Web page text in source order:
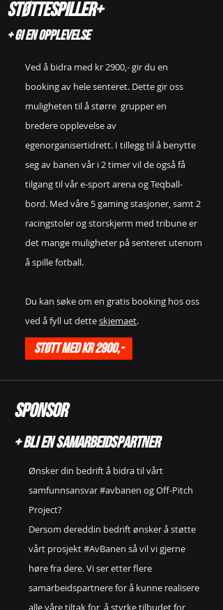
Støttespiller+
+ gi En opplevelse
Ved å bidra med kr 2900,- gir du en
booking av hele senteret. Dette gir oss
muligheten til å større grupper en
bredereopplevelse av
egenorganisertidrett. I tillegg til å benytte
seg av banen vår i 2 timer vil de også få
tilgang til vår e-sport arena og Teqball-
bord. Med våre 5 gaming stasjoner, samt 2
racingstoler og storskjerm med tribune er
det mange muligheter på senteret utenom
å spille fotball.
Du kan søke om en gratis booking hos oss
ved å fyll ut detteskjemaet.
Støtt med kr 2900,-
Sponsor
+ Bli en samarbeidspartner
Ønsker din bedrift å bidra til vårt
samfunnsansvar #avbanen og Off-Pitch
Project?
Dersom dereddin bedrift ønsker å støtte
vårt prosjekt #AvBanen så vil vi gjerne
høre fra dere. Vi ser etter flere
samarbeidspartnerefor å kunne realisere
alle våre tiltak for å styrke tilbudet for